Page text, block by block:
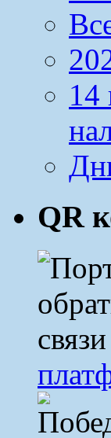
14
QR